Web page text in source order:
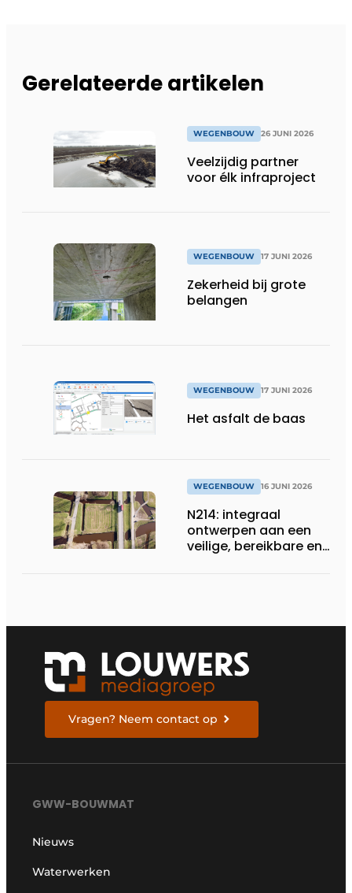
Gerelateerde artikelen
WEGENBOUW 26 JUNI 2026
Veelzijdig partner
voor élk infraproject
WEGENBOUW 17 JUNI 2026
Zekerheid bij grote
belangen
WEGENBOUW 17 JUNI 2026
Het asfalt de baas
WEGENBOUW 16 JUNI 2026
N214: integraal
ontwerpen aan een
veilige, bereikbare en
Vragen? Neem contact op
GWW-BOUWMAT
Nieuws
Waterwerken